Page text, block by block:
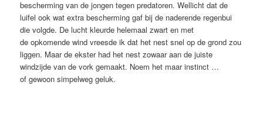
bescherming van de jongen tegen predatoren. Wellicht dat de
luifel ook wat extra bescherming gaf bij de naderende regenbui
die volgde. De lucht kleurde helemaal zwart en met
de opkomende wind vreesde ik dat het nest snel op de grond zou
liggen. Maar de ekster had het nest zowaar aan de juiste
windzijde van de vork gemaakt. Noem het maar instinct …
of gewoon simpelweg geluk.